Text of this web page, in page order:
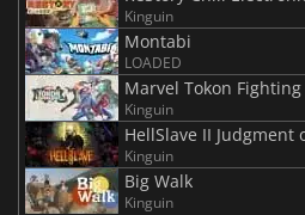
Kinguin
Montabi
LOADED
Marvel Tokon Fighting
Kinguin
HellSlave II Judgment
Kinguin
Big Walk
Kinguin